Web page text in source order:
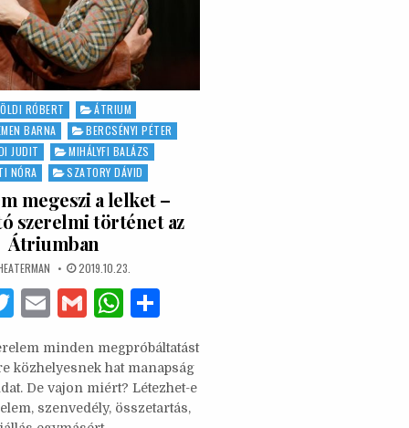
RÓBERT
ÁTRIUM
BARNA
BERCSÉNYI PÉTER
JUDIT
MIHÁLYFI BALÁZS
NÓRA
SZATORY DÁVID
megeszi a lelket –
szerelmi történet az
Átriumban
PUBLISHED
DATE:
2019.10.23.
T
it
te
r
E
ai
l
G
ai
l
W
at
s
A
ar
e
minden megpróbáltatást
közhelyesnek hat manapság
De vajon miért? Létezhet-e
szenvedély, összetartás,